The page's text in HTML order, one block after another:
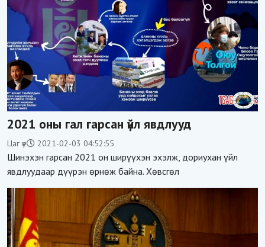
2021 оны гал гарсан үйл явдлууд
Цаг үе 2021-02-03 04:52:55
Шинэхэн гарсан 2021 он ширүүхэн эхэлж, дориухан үйл
явдлуудаар дүүрэн өрнөж байна. Хөвсгөл